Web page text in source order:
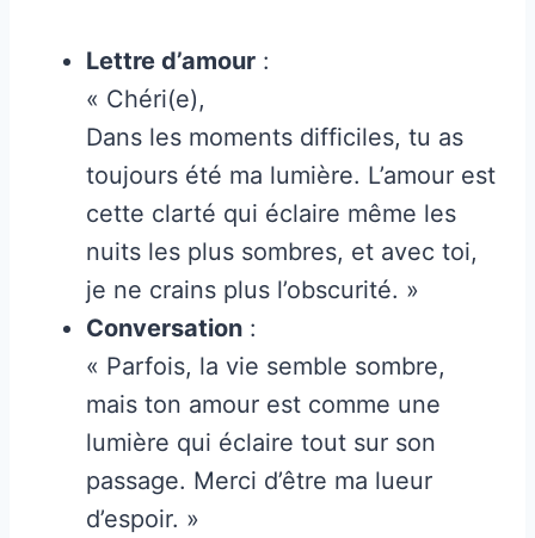
Lettre d’amour :
« Chéri(e),
Dans les moments difficiles, tu as
toujours été ma lumière. L’amour est
cette clarté qui éclaire même les
nuits les plus sombres, et avec toi,
je ne crains plus l’obscurité. »
Conversation :
« Parfois, la vie semble sombre,
mais ton amour est comme une
lumière qui éclaire tout sur son
passage. Merci d’être ma lueur
d’espoir. »